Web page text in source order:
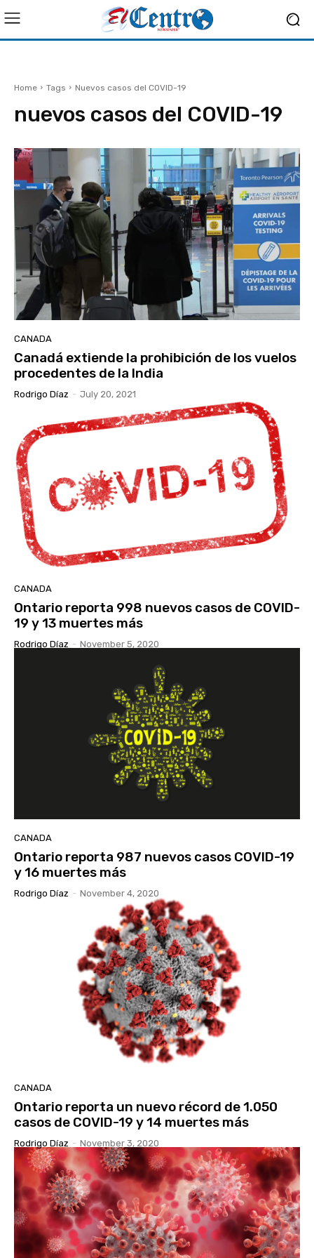
Home Tags Nuevos casos del COVID-19
nuevos casos del COVID-19
CANADA
Canadá extiende la prohibición de los vuelos
procedentes de la India
Rodrigo Díaz - July 20, 2021
CANADA
Ontario reporta 998 nuevos casos de COVID-
19 y 13 muertes más
Rodrigo Díaz - November 5, 2020
CANADA
Ontario reporta 987 nuevos casos COVID-19
y 16 muertes más
Rodrigo Díaz - November 4, 2020
CANADA
Ontario reporta un nuevo récord de 1.050
casos de COVID-19 y 14 muertes más
Rodrigo Díaz - November 3, 2020